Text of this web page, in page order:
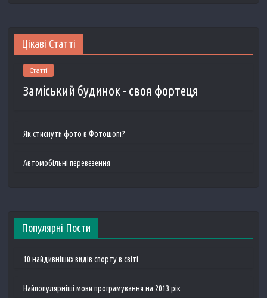
Цікаві Статті
Статті
Заміський будинок - своя фортеця
Як стиснути фото в Фотошопі?
Автомобільні перевезення
Популярні Пости
10 найдивніших видів спорту в світі
Найпопулярніші мови програмування на 2013 рік